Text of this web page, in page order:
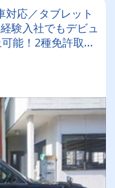
対応／タブレット
験入社でもデビュ
能！2種免許取得
デビューが出来